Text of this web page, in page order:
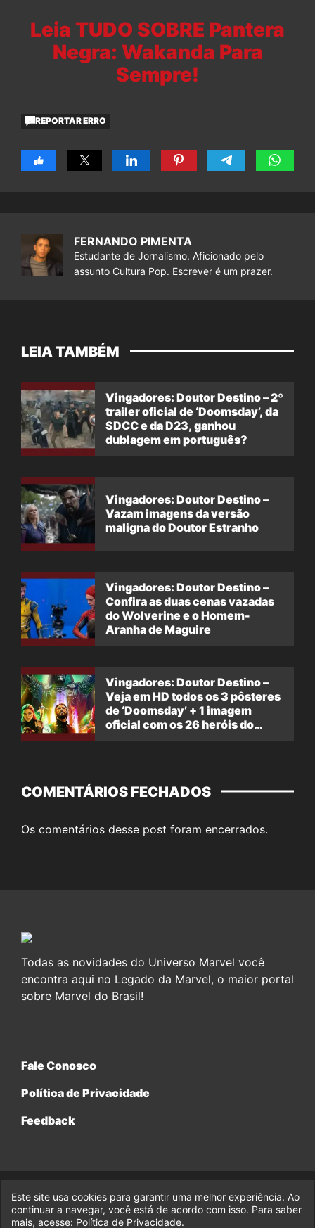
Leia TUDO SOBRE Pantera
Negra: Wakanda Para
Sempre!
REPORTAR ERRO
FERNANDO PIMENTA
Estudante de Jornalismo. Aficionado pelo
assunto Cultura Pop. Escrever é um prazer.
LEIA TAMBÉM
Vingadores: Doutor Destino – 2º
trailer oficial de ‘Doomsday’, da
SDCC e da D23, ganhou
dublagem em português?
Vingadores: Doutor Destino –
Vazam imagens da versão
maligna do Doutor Estranho
Vingadores: Doutor Destino –
Confira as duas cenas vazadas
do Wolverine e o Homem-
Aranha de Maguire
Vingadores: Doutor Destino –
Veja em HD todos os 3 pôsteres
de ‘Doomsday’ + 1 imagem
oficial com os 26 heróis do
COMENTÁRIOS FECHADOS
Os comentários desse post foram encerrados.
Todas as novidades do Universo Marvel você
encontra aqui no Legado da Marvel, o maior portal
sobre Marvel do Brasil!
Fale Conosco
Política de Privacidade
Feedback
© 2017-2026 Legado da Marvel, uma empresa da Legado
Enterprises.
Este site usa cookies para garantir uma melhor experiência. Ao
continuar a navegar, você está de acordo com isso. Para saber
mais, acesse: Política de Privacidade.